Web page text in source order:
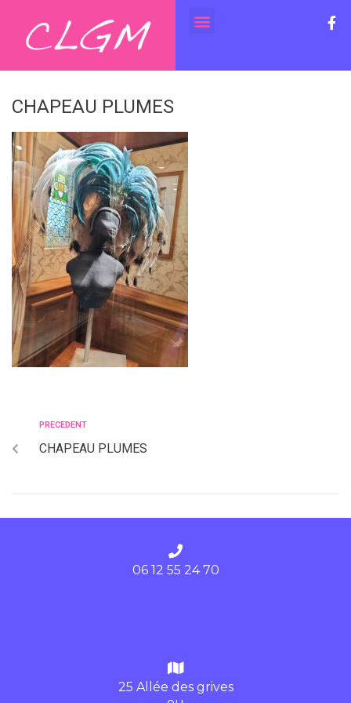
CHAPEAU PLUMES
PRECEDENT
CHAPEAU PLUMES
06 12 55 24 70
25 Allée des grives